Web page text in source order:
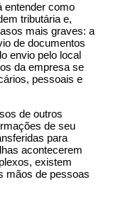
entender como
tributária e,
mais graves: a
de documentos
envio pelo local
da empresa se
pessoais e
de outros
de seu
para
acontecerem
existem
mãos de pessoas